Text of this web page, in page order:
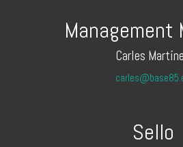
Management
Carles
Sello